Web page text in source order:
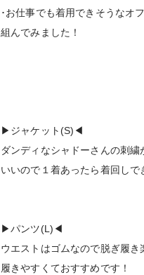
･お仕事でも着用できそうなオ
組んでみました！
▶︎ジャケット(S)◀︎
ダンディなシャドーさんの刺
いいので１着あったら着回しで
▶︎パンツ(L)◀︎
ウエストはゴムなので脱ぎ履き
履きやすくておすすめです！